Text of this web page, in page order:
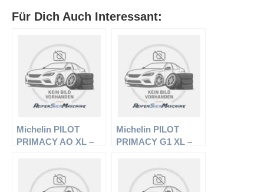
Für Dich Auch Interessant:
Michelin PILOT
PRIMACY AO XL –
Sommerreifen
Michelin PILOT
PRIMACY G1 XL –
Sommerreifen